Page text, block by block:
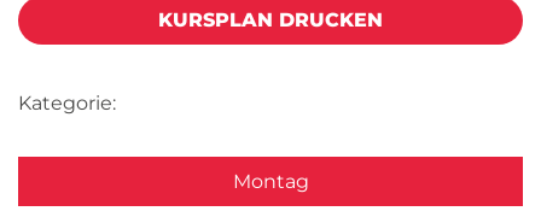
KURSPLAN DRUCKEN
Kategorie:
Montag